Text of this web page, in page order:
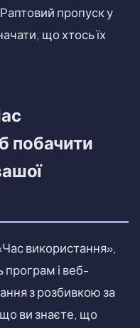
пропуск у
що хтось їх
побачити
використання»,
програм і веб-
з розбивкою за
ви знаєте, що